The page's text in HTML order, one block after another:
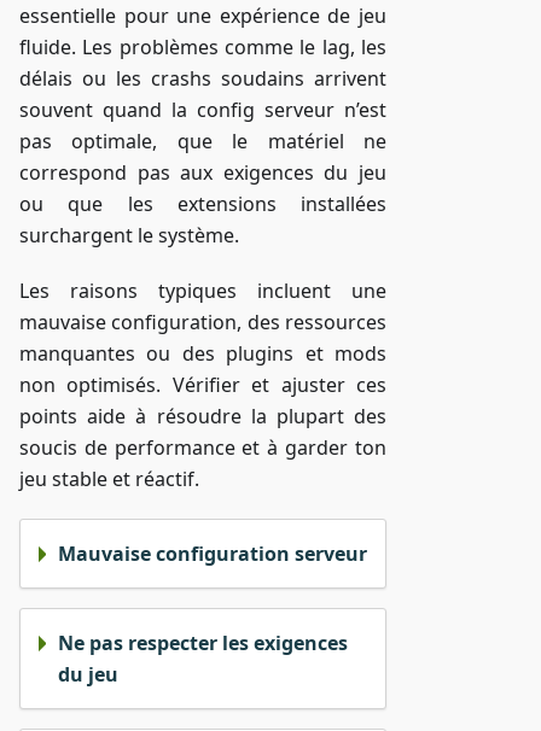
essentielle pour une expérience de jeu
fluide. Les problèmes comme le lag, les
délais ou les crashs soudains arrivent
souvent quand la config serveur n’est
pas optimale, que le matériel ne
correspond pas aux exigences du jeu
ou que les extensions installées
surchargent le système.
Les raisons typiques incluent une
mauvaise configuration, des ressources
manquantes ou des plugins et mods
non optimisés. Vérifier et ajuster ces
points aide à résoudre la plupart des
soucis de performance et à garder ton
jeu stable et réactif.
Mauvaise configuration serveur
Ne pas respecter les exigences
du jeu